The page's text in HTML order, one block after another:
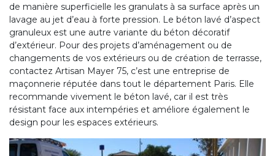
de manière superficielle les granulats à sa surface après un
lavage au jet d’eau à forte pression. Le béton lavé d’aspect
granuleux est une autre variante du béton décoratif
d’extérieur. Pour des projets d’aménagement ou de
changements de vos extérieurs ou de création de terrasse,
contactez Artisan Mayer 75, c’est une entreprise de
maçonnerie réputée dans tout le département Paris. Elle
recommande vivement le béton lavé, car il est très
résistant face aux intempéries et améliore également le
design pour les espaces extérieurs.